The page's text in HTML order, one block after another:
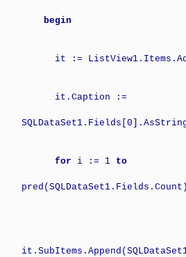
begin
it :=
it.Caption :=
for i := 1 to